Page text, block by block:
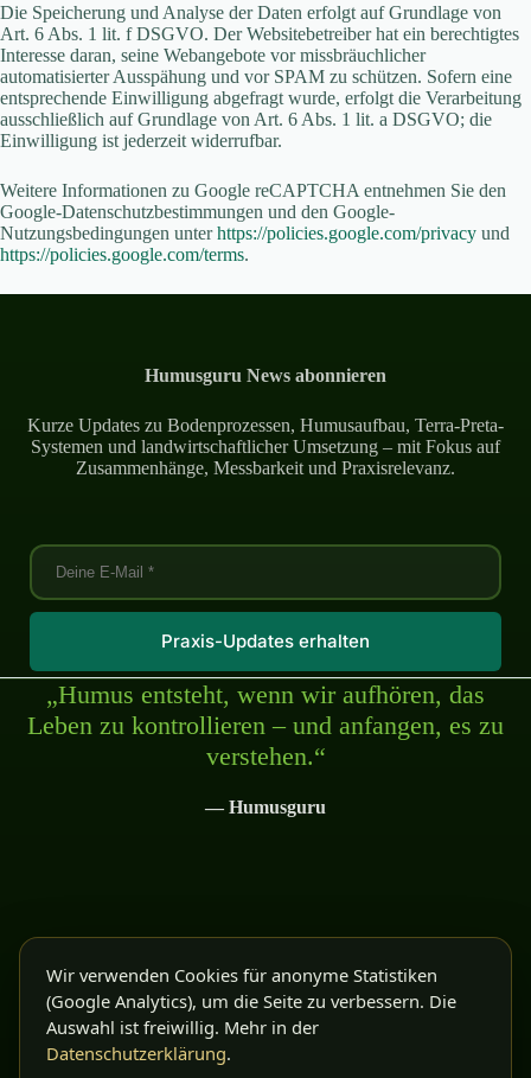
Die Speicherung und Analyse der Daten erfolgt auf Grundlage von
Art. 6 Abs. 1 lit. f DSGVO. Der Websitebetreiber hat ein berechtigtes
Interesse daran, seine Webangebote vor missbräuchlicher
automatisierter Ausspähung und vor SPAM zu schützen. Sofern eine
entsprechende Einwilligung abgefragt wurde, erfolgt die Verarbeitung
ausschließlich auf Grundlage von Art. 6 Abs. 1 lit. a DSGVO; die
Einwilligung ist jederzeit widerrufbar.
Weitere Informationen zu Google reCAPTCHA entnehmen Sie den
Google-Datenschutzbestimmungen und den Google-
Nutzungsbedingungen unterhttps://policies.google.com/privacy und
https://policies.google.com/terms.
Humusguru News abonnieren
Kurze Updates zu Bodenprozessen, Humusaufbau, Terra-Preta-
Systemen und landwirtschaftlicher Umsetzung – mit Fokus auf
Zusammenhänge, Messbarkeit und Praxisrelevanz.
Praxis-Updates erhalten
„Humus entsteht, wenn wir aufhören, das
Leben zu kontrollieren – und anfangen, es zu
verstehen.“
— Humusguru
Kontakt Info
Büro
+49 04474 9495 50
info@humusguru.com
Humusguru GmbH
Wir verwenden Cookies für anonyme Statistiken
(Google Analytics), um die Seite zu verbessern. Die
Auswahl ist freiwillig. Mehr in der
Datenschutzerklärung.